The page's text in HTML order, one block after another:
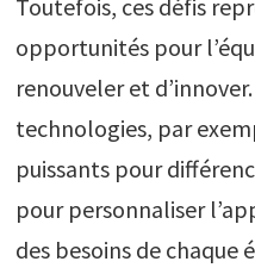
Toutefois, ces défis
opportunités pour
renouveler et
technologies, par
puissants pour
pour personnaliser
des besoins de chaque